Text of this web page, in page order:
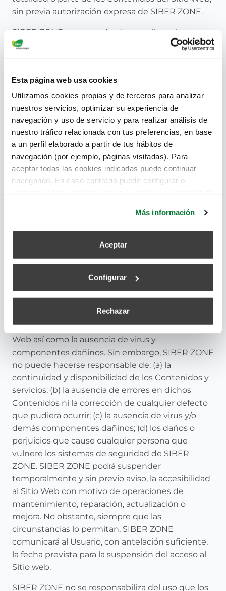
Esta página web usa cookies
Utilizamos cookies propias y de terceros para analizar
nuestros servicios, optimizar su experiencia de
navegación y uso de servicio y para realizar análisis de
nuestro tráfico relacionada con tus preferencias, en base
a un perfil elaborado a partir de tus hábitos de
navegación (por ejemplo, páginas visitadas). Para
aceptar todas las cookies indicadas puede continuar
navegando. En caso contrario puede configurar o
Más información
Aceptar
Configurar
Rechazar
sin previa autorización expresa de SIBER ZONE.
SIBER ZONE no concede ninguna licencia o
autorización de uso de ninguna clase sobre sus
derechos de propiedad intelectual e industrial o
relacionado con el Sitio Web, y en ningún caso se
entenderá que el acceso y navegación del
Usuario implica una renuncia, transmisión,
licencia o cesión total ni parcial de dichos
derechos por parte de SIBER ZONE.
Cualquier uso de esos Contenidos y servicios no
autorizado previamente por parte de SIBER
ZONE será considerado un incumplimiento grave
5.- EXCLUSIÓN DE
RESPONSABILIDAD Y
SIBER ZONE declara que ha adoptado las
posibilidades y el estado de la tecnología,
permitan el correcto funcionamiento de su Sitio
Web así como la ausencia de virus y
componentes dañinos. Sin embargo, SIBER ZONE
no puede hacerse responsable de: (a) la
continuidad y disponibilidad de los Contenidos y
servicios; (b) la ausencia de errores en dichos
Contenidos ni la corrección de cualquier defecto
que pudiera ocurrir; (c) la ausencia de virus y/o
demás componentes dañinos; (d) los daños o
perjuicios que cause cualquier persona que
vulnere los sistemas de seguridad de SIBER
ZONE. SIBER ZONE podrá suspender
temporalmente y sin previo aviso, la accesibilidad
al Sitio Web con motivo de operaciones de
mantenimiento, reparación, actualización o
mejora. No obstante, siempre que las
circunstancias lo permitan, SIBER ZONE
comunicará al Usuario, con antelación suficiente,
la fecha prevista para la suspensión del acceso al
Sitio web.
SIBER ZONE no se responsabiliza del uso que los